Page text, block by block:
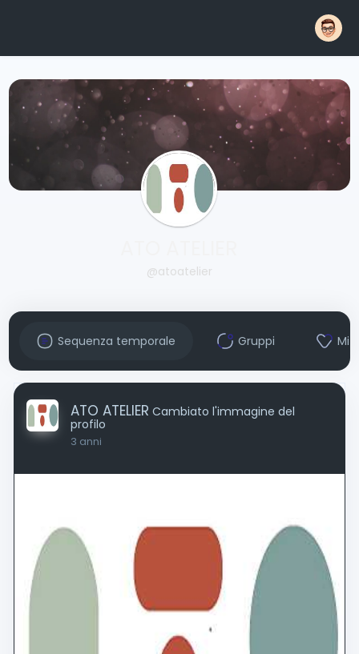
@atoatelier
Sequenza temporale Gruppi Mi
ATO ATELIER Cambiato l'immagine del
profilo
3 anni